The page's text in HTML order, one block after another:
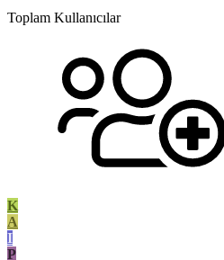
Toplam Kullanıcılar
K
A
I
P